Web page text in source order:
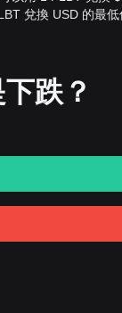
兌換 USD 的最低
跌？